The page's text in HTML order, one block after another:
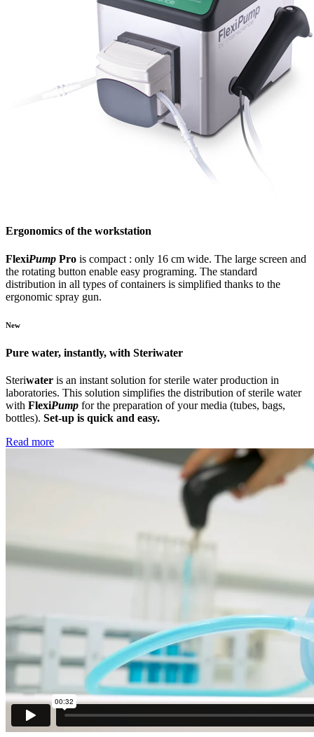
Ergonomics of the workstation
FlexiPump Pro is compact : only 16 cm wide. The large screen and
the rotating button enable easy programing. The standard
distribution in all types of containers is simplified thanks to the
ergonomic spray gun.
New
Pure water, instantly, with Steriwater
Steriwater is an instant solution for sterile water production in
laboratories. This solution simplifies the distribution of sterile water
with FlexiPump for the preparation of your media (tubes, bags,
bottles). Set-up is quick and easy.
Read more